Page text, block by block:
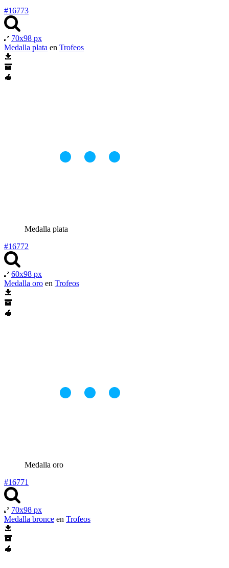
#16773
70x98 px
Medalla plata en Trofeos
Medalla plata
#16772
60x98 px
Medalla oro en Trofeos
Medalla oro
#16771
70x98 px
Medalla bronce en Trofeos